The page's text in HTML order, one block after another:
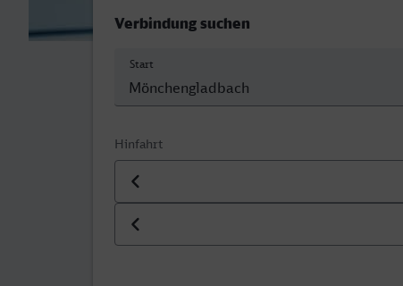
Verbindung suchen
Start
Hinfahrt
Datum der Hinfahrt
Uhrzeit der Hinfahrt